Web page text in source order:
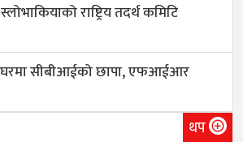
राष्ट्रिय तदर्थ कमिटि
सीबीआईको छापा, एफआईआर
थप